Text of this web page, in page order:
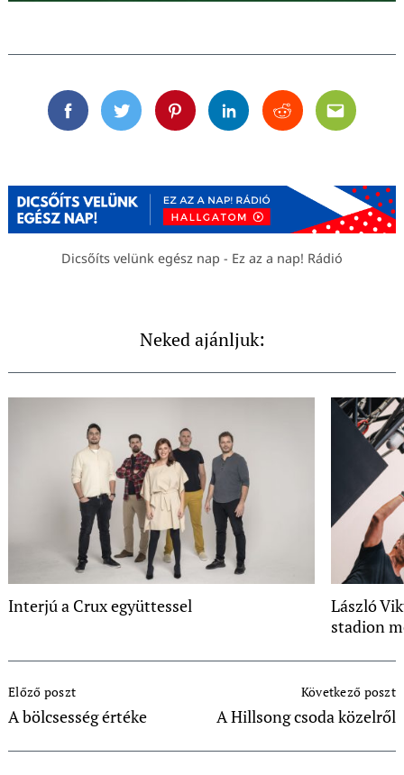
FacebookTwitterPinterestLinkedinRedditEmail
Dicsőíts velünk egész nap - Ez az a nap! Rádió
Neked ajánljuk:
Interjú a Crux együttessel
László
stadion
Navigation
Előző poszt
A bölcsesség értéke
Következő poszt
A Hillsong csoda közelről